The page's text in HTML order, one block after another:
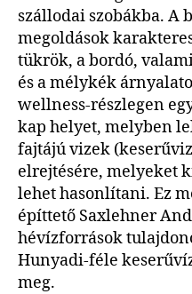
szállodai szobákba. A
megoldások
tükrök, a bordó,
és a mélykék
wellness-részlegen
kap helyet, melyben
fajtájú vizek
elrejtésére, melyeket
lehet hasonlítani. Ez
építtető Saxlehner
hévízforrások
Hunyadi-féle
meg.